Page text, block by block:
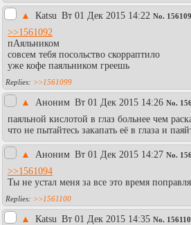
▲ Каtsu Вт 01 Дек 2015 14:22 No.
>>1561092
пАяльником
совсем тебя посольство скорраптило
уже кофе паяльником греешь
>>1561099
▲ Аноним Вт 01 Дек 2015 14:26 No.
паяльной кислотой в глаз больнее чем
что не пытайтесь закапать её в глаза и
▲ Аноним Вт 01 Дек 2015 14:27 No.
>>1561094
Ты не устал меня за все это время
>>1561100
▲ Каtsu Вт 01 Дек 2015 14:35 No.